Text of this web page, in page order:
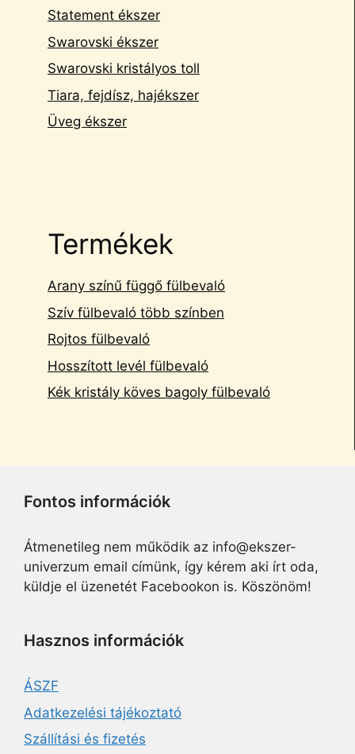
Statement ékszer
Swarovski ékszer
Swarovski kristályos toll
Tiara, fejdísz, hajékszer
Üveg ékszer
Termékek
Arany színű függő fülbevaló
Szív fülbevaló több színben
Rojtos fülbevaló
Hosszított levél fülbevaló
Kék kristály köves bagoly fülbevaló
Fontos információk
Átmenetileg nem működik az info@ekszer-
univerzum email címünk, így kérem aki írt oda,
küldje el üzenetét Facebookon is. Köszönöm!
Hasznos információk
ÁSZF
Adatkezelési tájékoztató
Szállítási és fizetés